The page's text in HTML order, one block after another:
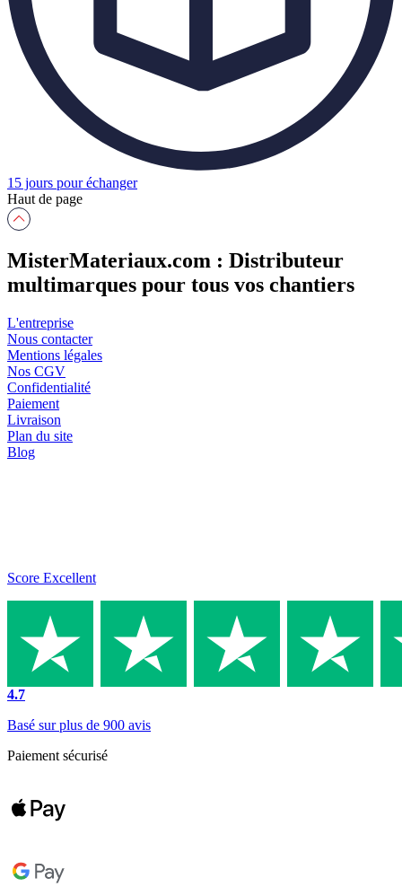
15 jours pour échanger
Haut de page
MisterMateriaux.com : Distributeur
multimarques pour tous vos chantiers
L'entreprise
Nous contacter
Mentions légales
Nos CGV
Confidentialité
Paiement
Livraison
Plan du site
Blog
Score Excellent
4.7
Basé sur plus de 900 avis
Paiement sécurisé